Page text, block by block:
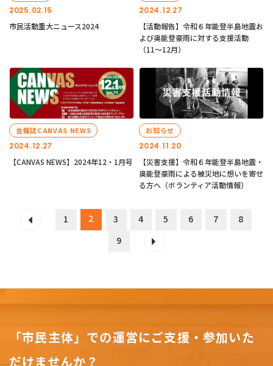
2025.02.15
市民活動重大ニュース2024
2024.12.27
【活動報告】令和６年能登半島地震お
よび奥能登豪雨に対する支援活動
（11〜12月）
2024.12.27
会報誌CANVAS NEWS
【CANVAS NEWS】2024年12・1月号
2024.11.20
お知らせ
【災害支援】令和６年能登半島地震・
奥能登豪雨による被災地に想いを寄せ
る方へ（ボランティア活動情報）
1 2 3 4 5 6 7
8
9
「市民主体」での運営にご支援・参加いた
だけませんか？